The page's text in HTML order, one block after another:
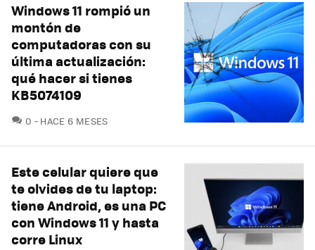
Windows 11 rompió un
montón de
computadoras con su
última actualización:
qué hacer si tienes
KB5074109
0 COMENTARIOS
HACE 6 MESES
Este celular quiere que
te olvides de tu laptop:
tiene Android, es una PC
con Windows 11 y hasta
corre Linux